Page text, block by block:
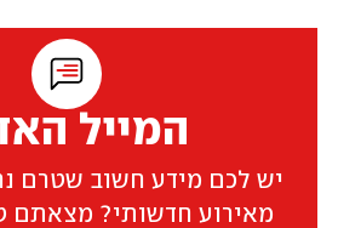
המייל
יש לכם מידע חשוב שטרם
מאירוע חדשותי? מצאתם